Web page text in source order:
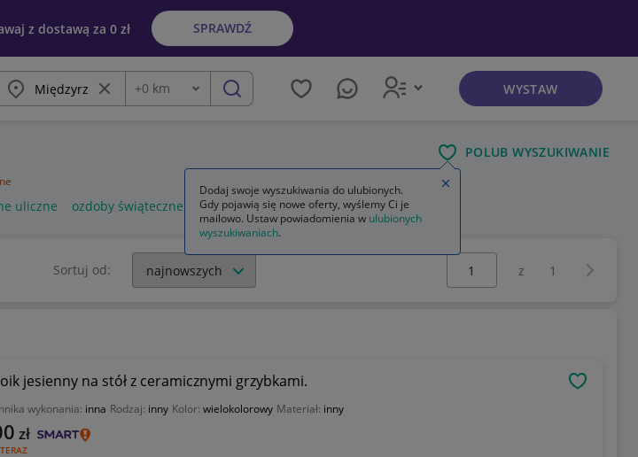
z dostawą za 0 zł SPRAWDŹ
Miasto Wyczyść frazę
Odległość
+0 km szukaj WYSTAW
POLUB WYSZUKIWANIE
uliczne ozdoby świąteczne zewnętrzne ozdoby świąteczne na tort
Sortuj od:
Wybierz stronę:
z 1
jesienny na stół z ceramicznymi grzybkami.
wykonania: inna Rodzaj: inny Kolor: wielokolorowy Materiał: inny
zł
Dodaj swoje wyszukiwania do ulubionych.
Gdy pojawią się nowe oferty, wyślemy Ci je
mailowo. Ustaw powiadomienia w ulubionych
wyszukiwaniach.
Zamknij wskazówkę